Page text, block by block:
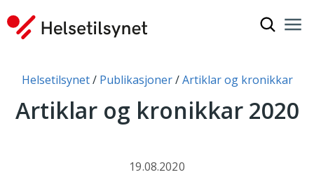
Du er her:
Helsetilsynet Publikasjoner Artiklar og kronikkar
Artiklar og kronikkar 2020
19.08.2020